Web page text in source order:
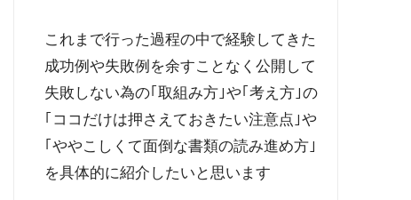
これまで行った過程の中で経験してきた
成功例や失敗例を余すことなく公開して
失敗しない為の｢取組み方｣や｢考え方｣の
｢ココだけは押さえておきたい注意点｣や
｢ややこしくて面倒な書類の読み進め方｣
を具体的に紹介したいと思います